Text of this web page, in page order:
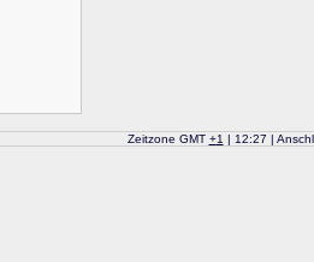
Zeitzone GMT +1 | 12:27 |